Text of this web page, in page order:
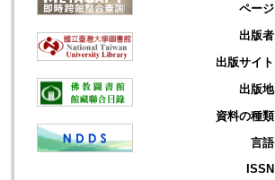
ページ
出版者
出版サイト
出版地
資料の種類
言語
ISSN